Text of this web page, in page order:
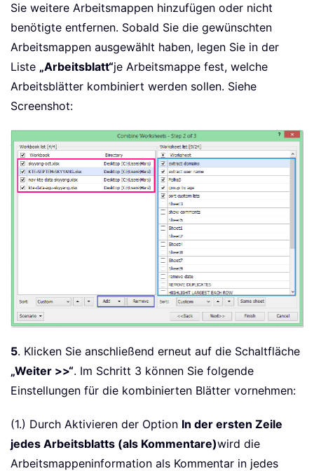
Sie weitere Arbeitsmappen hinzufügen oder nicht
benötigte entfernen. Sobald Sie die gewünschten
Arbeitsmappen ausgewählt haben, legen Sie in der
Liste „Arbeitsblatt“je Arbeitsmappe fest, welche
Arbeitsblätter kombiniert werden sollen. Siehe
Screenshot:
5. Klicken Sie anschließend erneut auf die Schaltfläche
„Weiter >>“. Im Schritt 3 können Sie folgende
Einstellungen für die kombinierten Blätter vornehmen:
(1.) Durch Aktivieren der Option In der ersten Zeile
jedes Arbeitsblatts (als Kommentare)wird die
Arbeitsmappeninformation als Kommentar in jedes